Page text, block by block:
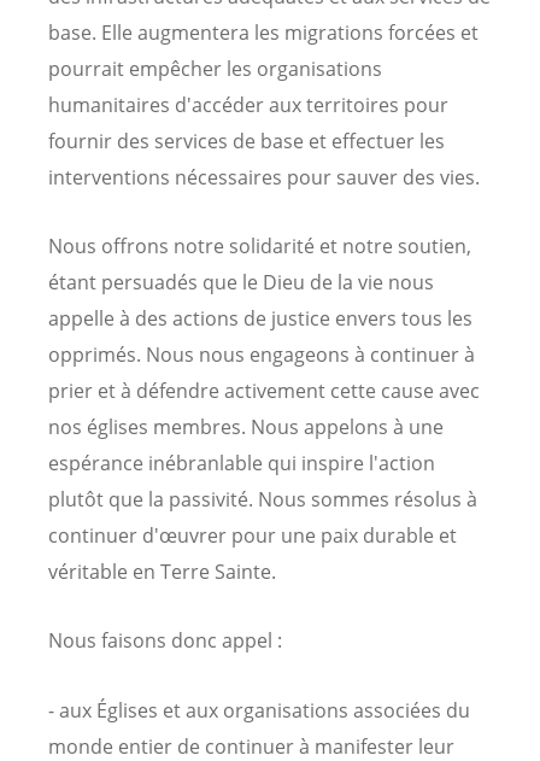
base. Elle augmentera les migrations forcées et
pourrait empêcher les organisations
humanitaires d'accéder aux territoires pour
fournir des services de base et effectuer les
interventions nécessaires pour sauver des vies.
Nous offrons notre solidarité et notre soutien,
étant persuadés que le Dieu de la vie nous
appelle à des actions de justice envers tous les
opprimés. Nous nous engageons à continuer à
prier et à défendre activement cette cause avec
nos églises membres. Nous appelons à une
espérance inébranlable qui inspire l'action
plutôt que la passivité. Nous sommes résolus à
continuer d'œuvrer pour une paix durable et
véritable en Terre Sainte.
Nous faisons donc appel :
- aux Églises et aux organisations associées du
monde entier de continuer à manifester leur